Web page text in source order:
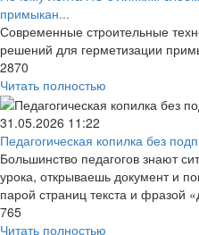
примыкан...
Современные строительные
решений для герметизации
2870
Читать полностью
31.05.2026 11:22
Педагогическая копилка без
Большинство педагогов знают
урока, открываешь документ и
парой страниц текста и фразой
765
Читать полностью